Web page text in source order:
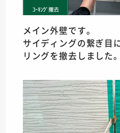
メイン外壁です。
サイディングの繋ぎ目
リングを撤去しました。